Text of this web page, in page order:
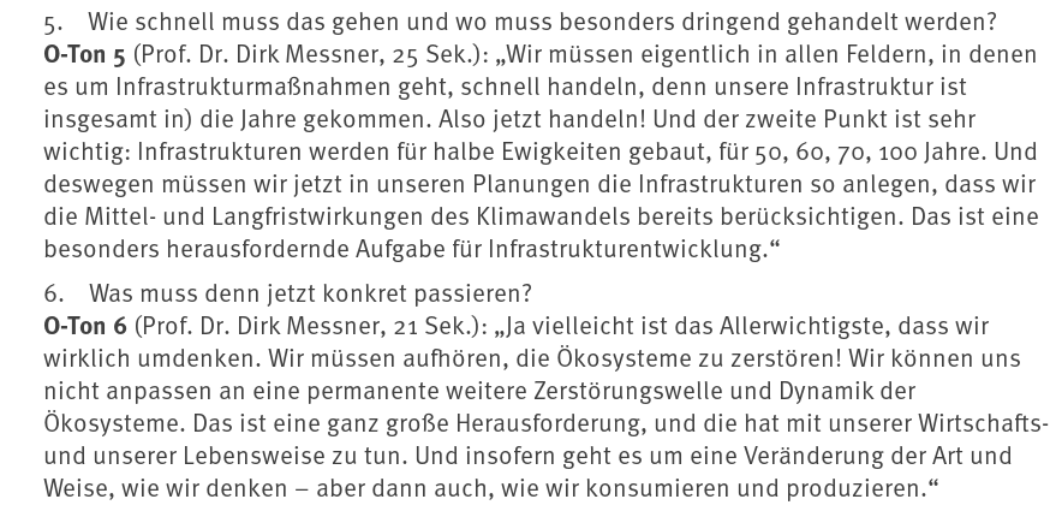
5. Wie schnell muss das gehen und wo muss besonders dringend gehandelt werden?
O-Ton 5 (Prof. Dr. Dirk Messner, 25 Sek.): „Wir müssen eigentlich in allen Feldern, in denen
es um Infrastrukturmaßnahmen geht, schnell handeln, denn unsere Infrastruktur ist
insgesamt in) die Jahre gekommen. Also jetzt handeln! Und der zweite Punkt ist sehr
wichtig: Infrastrukturen werden für halbe Ewigkeiten gebaut, für 50, 60, 70, 100 Jahre. Und
deswegen müssen wir jetzt in unseren Planungen die Infrastrukturen so anlegen, dass wir
die Mittel- und Langfristwirkungen des Klimawandels bereits berücksichtigen. Das ist eine
besonders herausfordernde Aufgabe für Infrastrukturentwicklung.“
6. Was muss denn jetzt konkret passieren?
O-Ton 6 (Prof. Dr. Dirk Messner, 21 Sek.): „Ja vielleicht ist das Allerwichtigste, dass wir
wirklich umdenken. Wir müssen aufhören, die Ökosysteme zu zerstören! Wir können uns
nicht anpassen an eine permanente weitere Zerstörungswelle und Dynamik der
Ökosysteme. Das ist eine ganz große Herausforderung, und die hat mit unserer Wirtschafts-
und unserer Lebensweise zu tun. Und insofern geht es um eine Veränderung der Art und
Weise, wie wir denken – aber dann auch, wie wir konsumieren und produzieren.“